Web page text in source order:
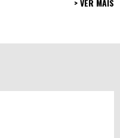
> VER MAIS